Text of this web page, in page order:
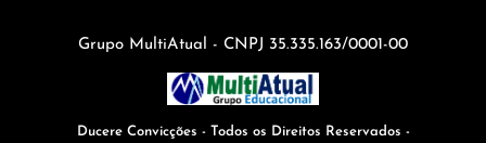
Grupo MultiAtual - CNPJ 35.335.163/0001-00
Ducere Convicções - Todos os Direitos Reservados -